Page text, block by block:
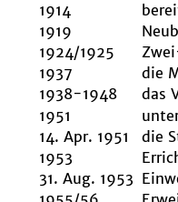
1914
1919
1924/1925
1937
die
1938-1948
das
1951
14. Apr. 1951
die
1953
31. Aug. 1953